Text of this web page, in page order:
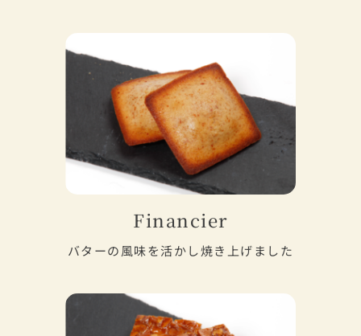
Financier
バターの風味を活かし焼き上げました